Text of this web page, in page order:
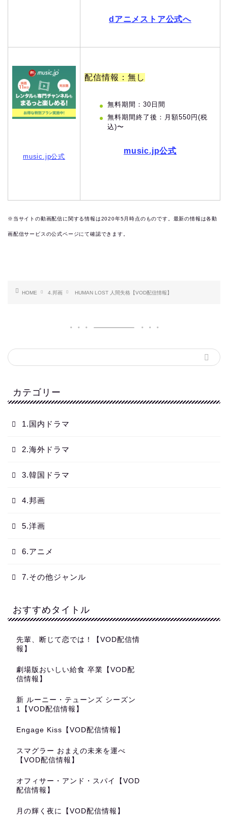
dアニメストア公式へ
music.jp公式
配信情報：無し
無料期間：30日間
無料期間終了後：月額550円(税
込)〜
music.jp公式
※当サイトの動画配信に関する情報は2020年5月時点のものです。最新の情報は各動
画配信サービスの公式ページにて確認できます。
HOME 4.邦画 HUMAN LOST 人間失格【VOD配信情報】
カテゴリー
1.国内ドラマ
2.海外ドラマ
3.韓国ドラマ
4.邦画
5.洋画
6.アニメ
7.その他ジャンル
おすすめタイトル
先輩、断じて恋では！【VOD配信情
報】
劇場版おいしい給食 卒業【VOD配
信情報】
新 ルーニー・テューンズ シーズン
1【VOD配信情報】
Engage Kiss【VOD配信情報】
スマグラー おまえの未来を運べ
【VOD配信情報】
オフィサー・アンド・スパイ【VOD
配信情報】
月の輝く夜に【VOD配信情報】